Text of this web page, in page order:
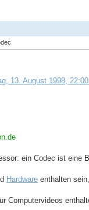
13. August 1998,
ein Codec ist eine
Hardware enthalten
Computervideos